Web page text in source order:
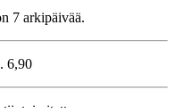
7 arkipäivää.
6,90